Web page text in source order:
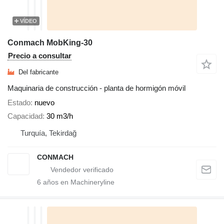
VÍDEO
Conmach MobKing-30
Precio a consultar
Del fabricante
Maquinaria de construcción - planta de hormigón móvil
Estado nuevo
Capacidad 30 m3/h
Turquía, Tekirdağ
CONMACH
6 años en Machineryline